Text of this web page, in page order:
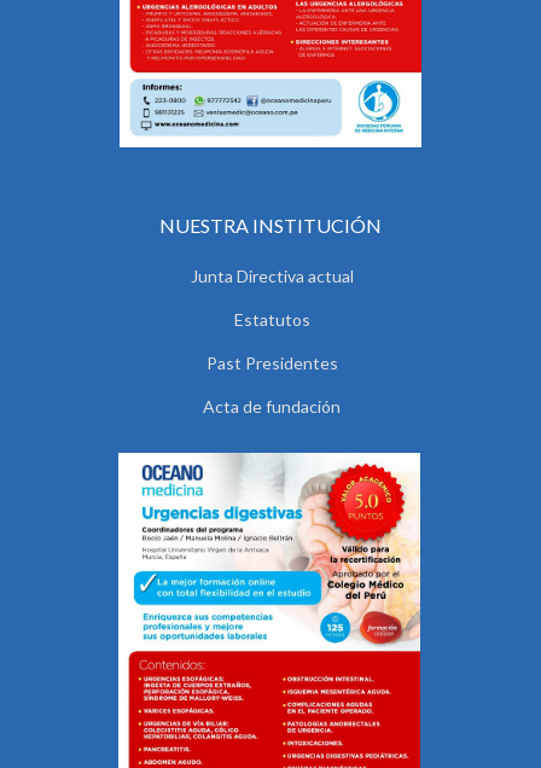
NUESTRA INSTITUCIÓN
Junta Directiva actual
Estatutos
Past Presidentes
Acta de fundación